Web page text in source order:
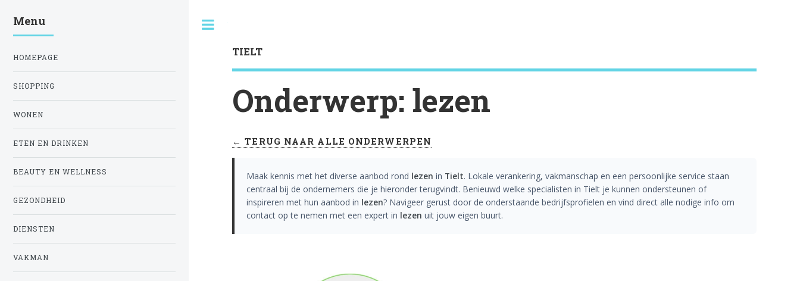
TIELT
Onderwerp: lezen
← TERUG NAAR ALLE ONDERWERPEN
Maak kennis met het diverse aanbod rond lezen in Tielt. Lokale verankering, vakmanschap en een persoonlijke service staan
centraal bij de ondernemers die je hieronder terugvindt. Benieuwd welke specialisten in Tielt je kunnen ondersteunen of
inspireren met hun aanbod in lezen? Navigeer gerust door de onderstaande bedrijfsprofielen en vind direct alle nodige info om
contact op te nemen met een expert in lezen uit jouw eigen buurt.
Menu
HOMEPAGE
SHOPPING
WONEN
ETEN EN DRINKEN
BEAUTY EN WELLNESS
GEZONDHEID
DIENSTEN
VAKMAN